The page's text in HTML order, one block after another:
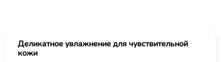
Деликатное увлажнение для чувствительной
кожи